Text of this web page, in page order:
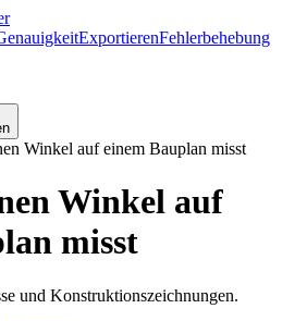
ExportierenFehlerbehebung
Winkel auf einem Bauplan misst
Winkel auf
misst
und Konstruktionszeichnungen.